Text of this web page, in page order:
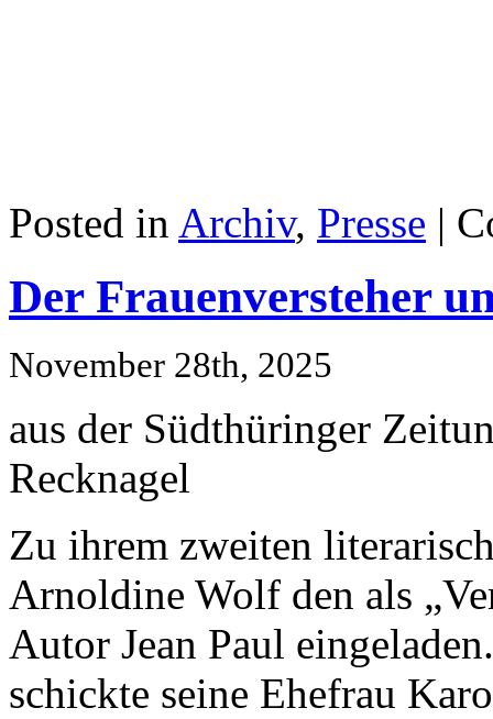
Posted in Archiv, Presse |
Der Frauenversteher
November 28th, 2025
aus der Südthüringer
Recknagel
Zu ihrem zweiten
Arnoldine Wolf den als
Autor Jean Paul
schickte seine Ehefrau